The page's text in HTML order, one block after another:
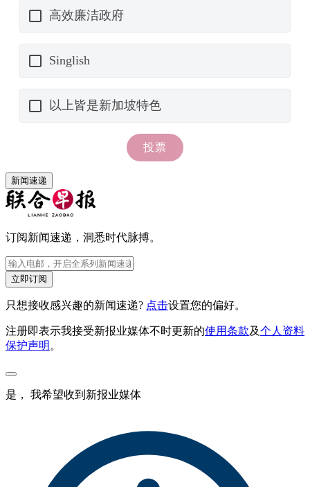
新闻速递
订阅新闻速递，洞悉时代脉搏。
立即订阅
只想接收感兴趣的新闻速递? 点击设置您的偏好。
注册即表示我接受新报业媒体不时更新的使用条款及个人资料
保护声明。
是， 我希望收到新报业媒体